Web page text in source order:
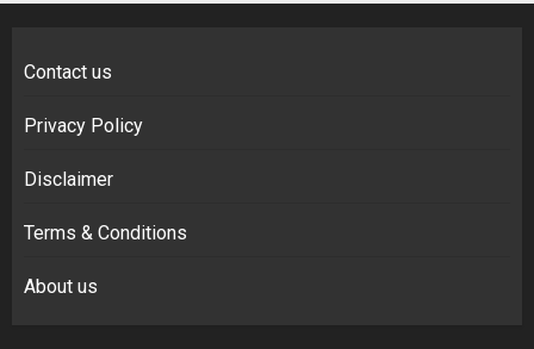
Contact us
Privacy Policy
Disclaimer
Terms & Conditions
About us